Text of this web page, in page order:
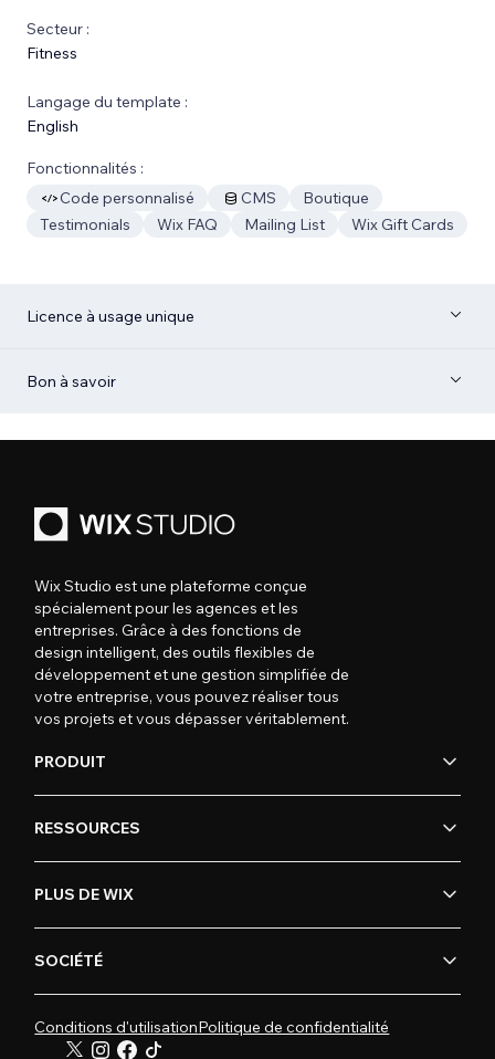
Secteur :
Fitness
Langage du template :
English
Fonctionnalités :
Code personnalisé
CMS
Boutique
Testimonials
Wix FAQ Mailing List Wix Gift Cards
Licence à usage unique
Bon à savoir
Wix Studio est une plateforme conçue
spécialement pour les agences et les
entreprises. Grâce à des fonctions de
design intelligent, des outils flexibles de
développement et une gestion simplifiée de
votre entreprise, vous pouvez réaliser tous
vos projets et vous dépasser véritablement.
PRODUIT
RESSOURCES
PLUS DE WIX
SOCIÉTÉ
Conditions d'utilisationPolitique de confidentialité